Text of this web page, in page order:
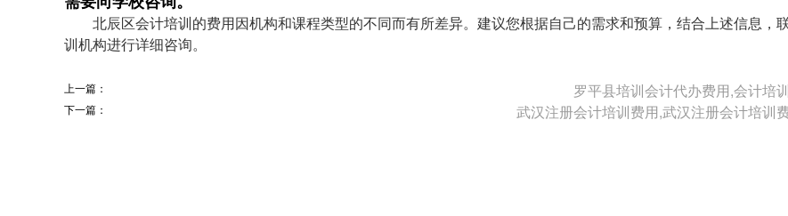
北辰区会计培训的费用因机构和课程类型的不同而有所差异。建议您根据自己的需求和预算，结合上述信息，
训机构进行详细咨询。
上一篇： 罗平县培训会计代办费用,会计培
下一篇： 武汉注册会计培训费用,武汉注册会计培训